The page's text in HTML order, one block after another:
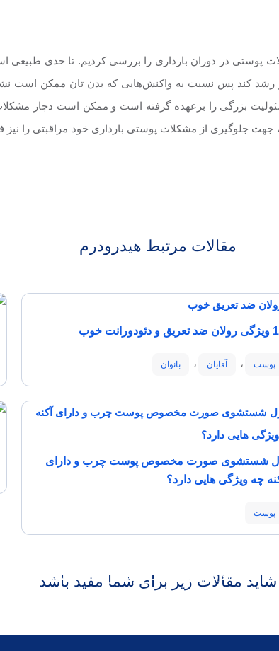
پوستی در دوران بارداری را بررسی کردیم. تا حدی طبیعی
و رشد کند پس نسبت به واکنش‌هایی که بدن تان ممکن
بزرگی را برعهده گرفته است و ممکن است دچار مشکلات
جلوگیری از مشکلات پوستی بارداری خود مراقبتی را نیز
مقالات مرتبط هیدرودرم
خوب
پوست ، آقایان ، بانوان
شستشوی صورت مخصوص پوست چرب و دارای
چه ویژگی هایی دارد؟
پوست
شاید مقالات زیر برای شما مفید باشد
با انواع دلایل ریزش مو و میزان طبیعی